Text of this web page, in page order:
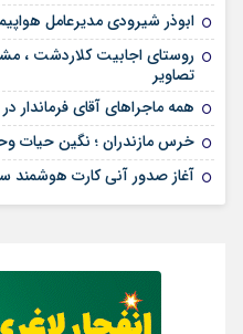
ابوذر شیرودی مدیرعامل
روستای اجابیت کلاردشت ،
تصاویر
همه ماجراهای آقای فرماندار
خرس مازندران ؛ نگین حیات
آغاز صدور آنی کارت